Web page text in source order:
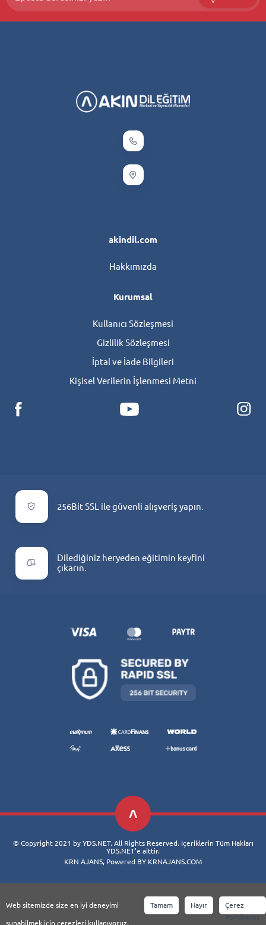
akindil.com
Hakkımızda
Kurumsal
Kullanıcı Sözleşmesi
Gizlilik Sözleşmesi
İptal ve İade Bilgileri
Kişisel Verilerin İşlenmesi Metni
256Bit SSL ile güvenli alışveriş yapın.
Dilediğiniz heryeden eğitimin keyfini
çıkarın.
© Copyright 2021 by YDS.NET. All Rights Reserved. İçeriklerin Tüm Hakları
YDS.NET'e aittir.
KRN AJANS, Powered BY KRNAJANS.COM
Web sitemizde size en iyi deneyimi
sunabilmek için çerezleri kullanıyoruz.
Tamam Hayır
Çerez
Politikamız